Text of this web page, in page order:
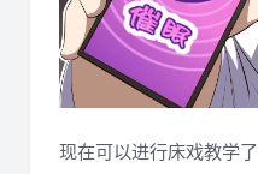
现在可以进行床戏教学了